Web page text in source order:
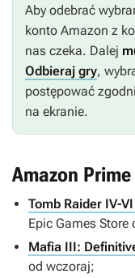
Aby odebrać
konto Amazon z
nas czeka. Dalej
Odbieraj gry,
postępować
na ekranie.
Amazon
Tomb Raider IV-
Epic Games Store
Mafia III:
od wczoraj;